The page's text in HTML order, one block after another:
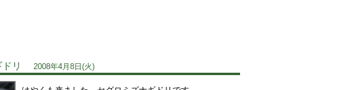
ドリ 2008年4月8日(火)